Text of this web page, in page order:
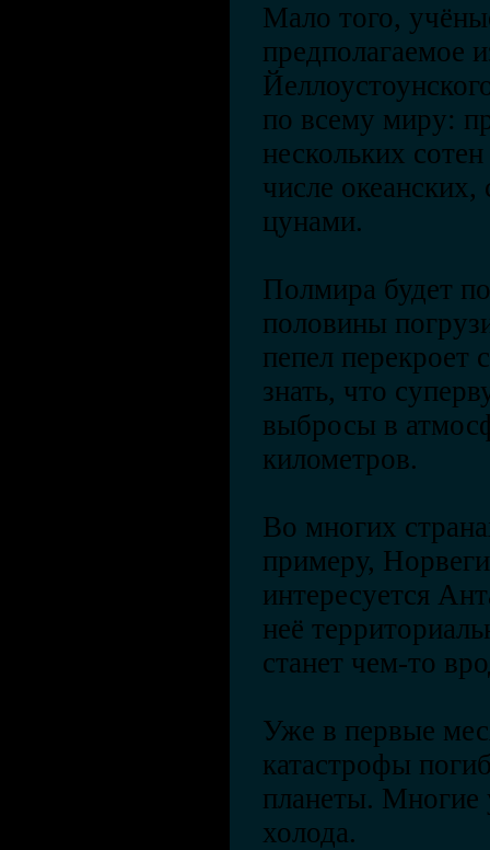
Мало того,
предполагаемое
по всему миру:
нескольких
числе
цунами.
Полмира будет
половины
пепел перекроет
знать, что
выбросы в
километров.
Во многих
примеру,
интересуется
неё
станет чем-то
Уже в первые
катастрофы
планеты. Многие
холода.